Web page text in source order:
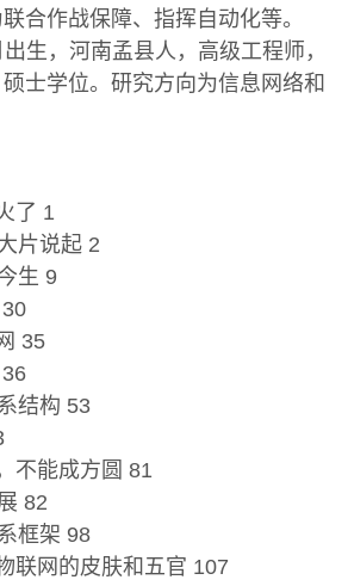
合作战保障、指挥自动化等。
生，河南孟县人，高级工程师，
士学位。研究方向为信息网络和
了 1
片说起 2
生 9
35
结构 53
不能成方圆 81
82
框架 98
网的皮肤和五官 107